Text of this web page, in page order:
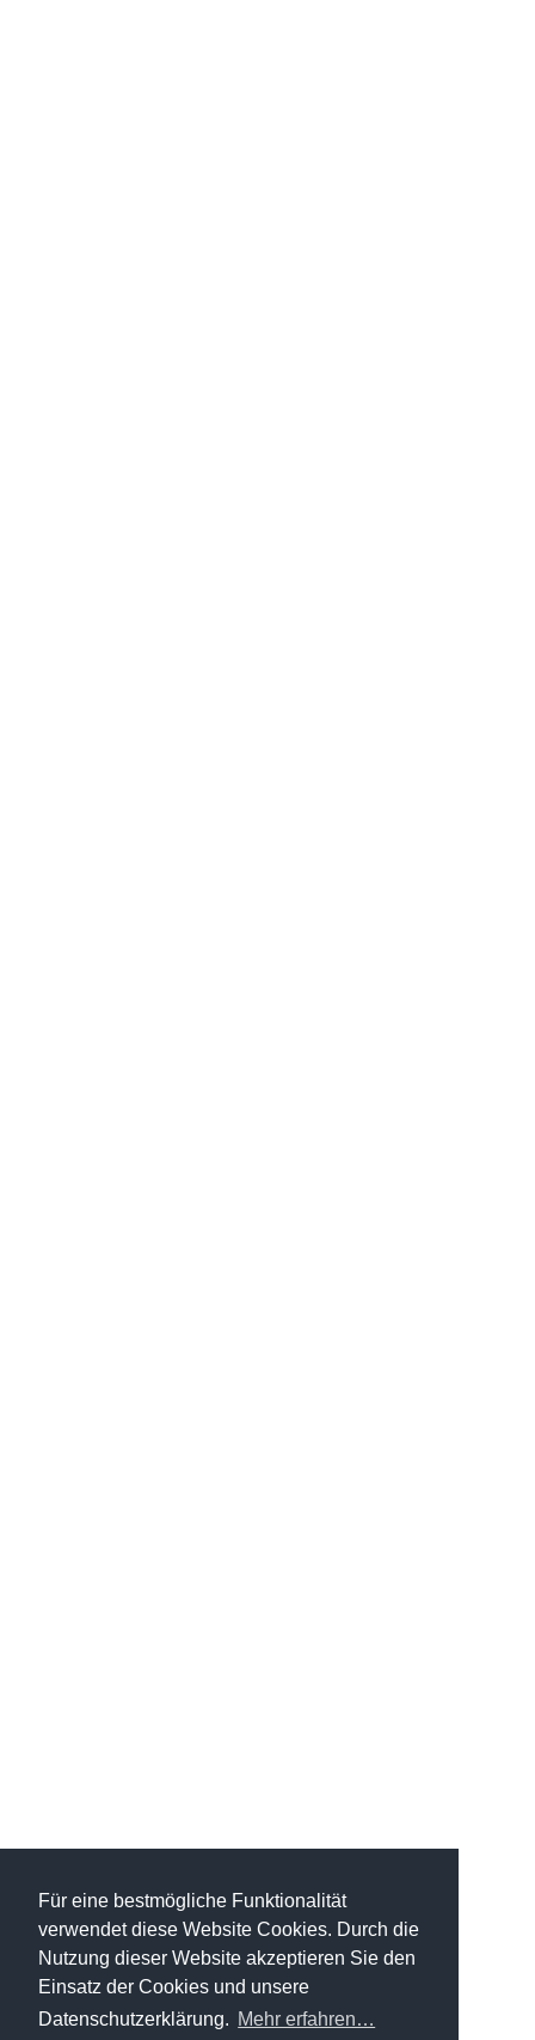
Für eine bestmögliche Funktionalität
verwendet diese Website Cookies. Durch die
Nutzung dieser Website akzeptieren Sie den
Einsatz der Cookies und unsere
Datenschutzerklärung. Mehr erfahren…